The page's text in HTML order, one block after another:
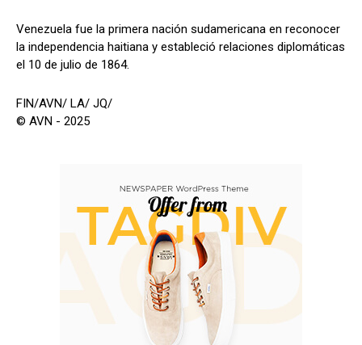
Venezuela fue la primera nación sudamericana en reconocer
la independencia haitiana y estableció relaciones diplomáticas
el 10 de julio de 1864.
FIN/AVN/ LA/ JQ/
© AVN - 2025